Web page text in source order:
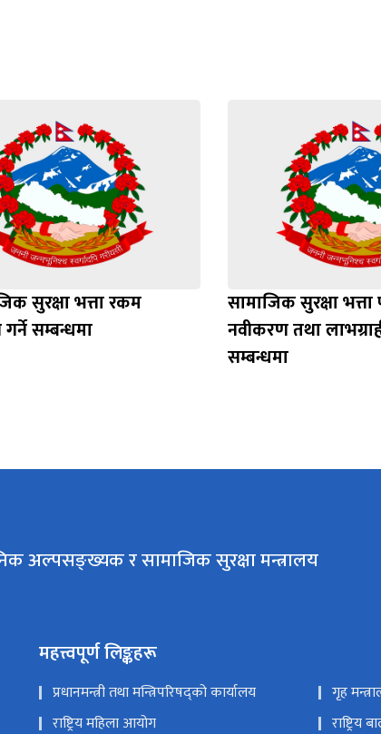
सुरक्षा भत्ता रकम
सम्बन्धमा
सामाजिक सुरक्षा भत्ता
नवीकरण तथा
सम्बन्धमा
अल्पसङ्ख्यक र सामाजिक सुरक्षा मन्त्रालय
महत्त्वपूर्ण लिङ्कहरू
प्रधानमन्त्री तथा मन्त्रिपरिषद्को कार्यालय
गृह
राष्ट्रिय महिला आयोग
राष्ट्रिय